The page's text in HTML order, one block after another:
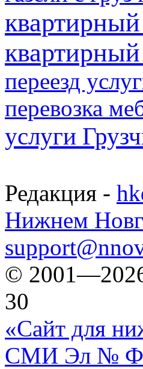
квартирный
переезд
перевозка
услуги
Редакция -
Нижнем
©
30
«Сайт для
СМИ Эл №